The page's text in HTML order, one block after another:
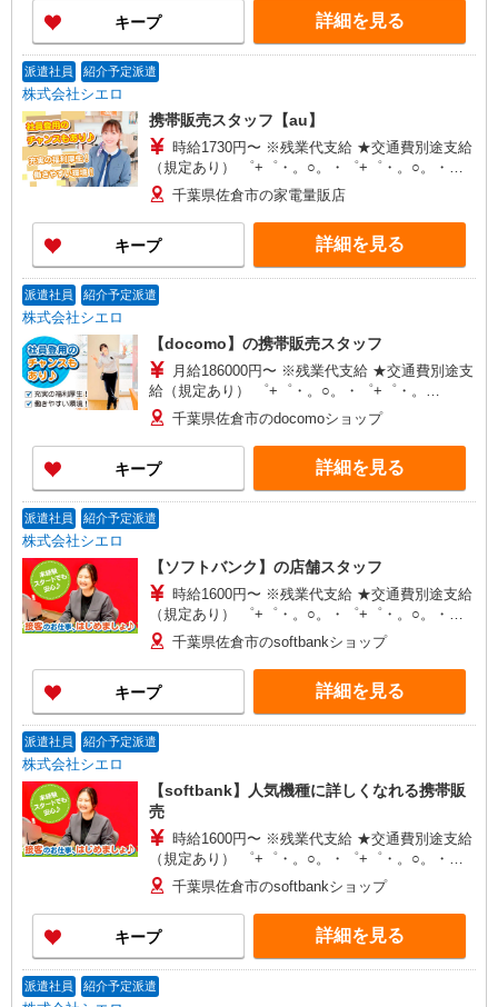
キープ 詳細を見る
派遣社員 紹介予定派遣
株式会社シエロ
携帯販売スタッフ【au】
時給1730円〜 ※残業代支給 ★交通費別途支給
（規定あり） ゜+゜・。○。・゜+゜・。○。・゜
+゜ 入社祝い金10万円支給(規定有) お友達を紹介
頂くと, インセンティブ支給(規定有) ★月2回払
い・週払い可能（規程有）★ ゜・。○。・゜
+゜・。○。・゜+゜
千葉県佐倉市の家電量販店
キープ 詳細を見る
派遣社員 紹介予定派遣
株式会社シエロ
【docomo】の携帯販売スタッフ
月給186000円〜 ※残業代支給 ★交通費別途支
給（規定あり） ゜+゜・。○。・゜+゜・。
○。・゜+゜ 入社祝い金10万円支給(規定有) お友達
を紹介頂くと, インセンティブ支給(規定有) ゜・。
○。・゜+゜・。○。・゜+゜
千葉県佐倉市のdocomoショップ
キープ 詳細を見る
派遣社員 紹介予定派遣
株式会社シエロ
【ソフトバンク】の店舗スタッフ
時給1600円〜 ※残業代支給 ★交通費別途支給
（規定あり） ゜+゜・。○。・゜+゜・。○。・゜
+゜ 入社祝い金10万円支給(規定有) お友達を紹介
頂くと, インセンティブ支給(規定有) ★月2回払
い・週払い可能（規程有）★ ゜・。○。・゜
+゜・。○。・゜+゜
千葉県佐倉市のsoftbankショップ
キープ 詳細を見る
派遣社員 紹介予定派遣
株式会社シエロ
【softbank】人気機種に詳しくなれる携帯販
売
時給1600円〜 ※残業代支給 ★交通費別途支給
（規定あり） ゜+゜・。○。・゜+゜・。○。・゜
+゜ 入社祝い金10万円支給(規定有) お友達を紹介
頂くと, インセンティブ支給(規定有) ★月2回払
い・週払い可能（規程有）★ ゜・。○。・゜
+゜・。○。・゜+゜
千葉県佐倉市のsoftbankショップ
キープ 詳細を見る
派遣社員 紹介予定派遣